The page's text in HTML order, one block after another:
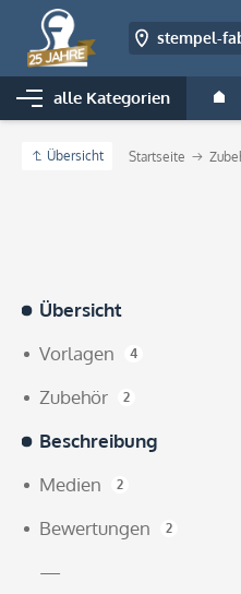
stempel-
alle Kategorien
Übersicht Startseite
Übersicht
Vorlagen
4
Zubehör 2
Beschreibung
Medien
2
Bewertungen 2
—